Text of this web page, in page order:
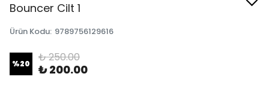
Bouncer Cilt 1
Ürün Kodu: 9789756129616
%20 ₺ 250.00
₺ 200.00